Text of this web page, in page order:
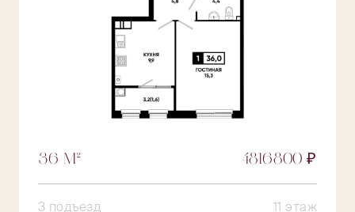
36 М² 4816800 ₽
3 подъезд 11 этаж